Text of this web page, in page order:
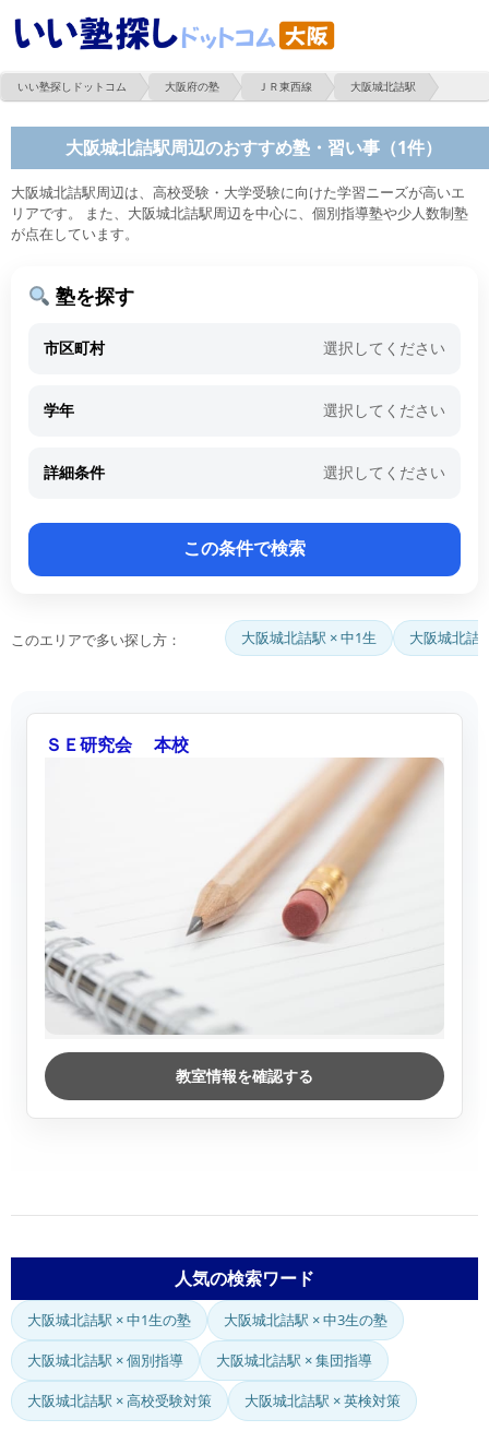
いい塾探しドットコム 大阪府の塾 ＪＲ東西線 大阪城北詰駅
大阪城北詰駅周辺のおすすめ塾・習い事（1件）
大阪城北詰駅周辺は、高校受験・大学受験に向けた学習ニーズが高いエ
リアです。 また、大阪城北詰駅周辺を中心に、個別指導塾や少人数制塾
が点在しています。
塾を探す
市区町村 選択してください
学年 選択してください
詳細条件 選択してください
このエリアで多い探し方： 大阪城北詰駅 × 中1生 大阪城北詰
ＳＥ研究会 本校
教室情報を確認する
人気の検索ワード
大阪城北詰駅 × 中1生の塾 大阪城北詰駅 × 中3生の塾
大阪城北詰駅 × 個別指導 大阪城北詰駅 × 集団指導
大阪城北詰駅 × 高校受験対策 大阪城北詰駅 × 英検対策